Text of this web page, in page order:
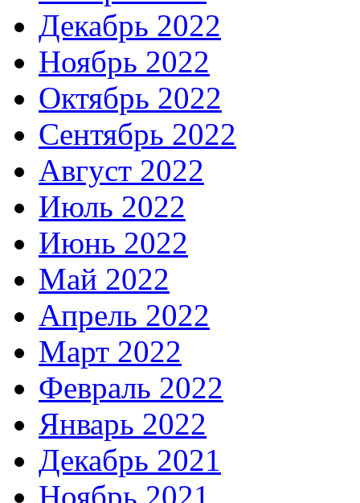
Декабрь 2022
Ноябрь 2022
Октябрь 2022
Сентябрь 2022
Август 2022
Июль 2022
Июнь 2022
Май 2022
Апрель 2022
Март 2022
Февраль 2022
Январь 2022
Декабрь 2021